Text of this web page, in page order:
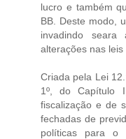
lucro e também
BB. Deste modo,
invadindo
alterações nas
Criada pela Lei
1º, do Capítulo
fiscalização e de
fechadas de
políticas para o